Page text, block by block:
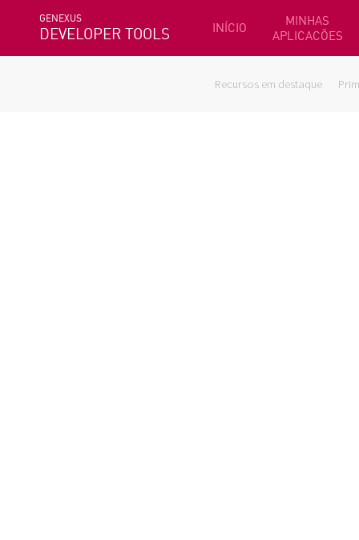
GENEXUS
DEVELOPER TOOLS INÍCIO
MINHAS
APLICACÕES
Recursos em destaque